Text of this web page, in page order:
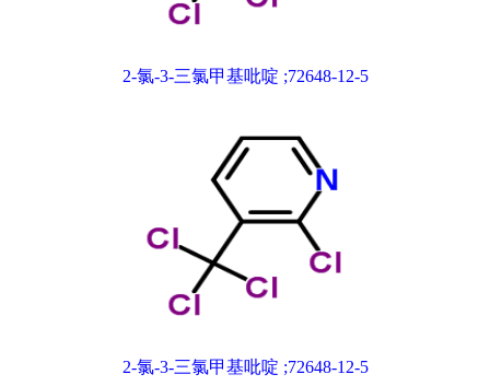
2-氯-3-三氯甲基吡啶 ;72648-12-5
2-氯-3-三氯甲基吡啶 ;72648-12-5